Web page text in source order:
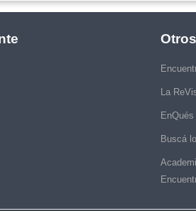
Otros
La
EnQués
Buscá